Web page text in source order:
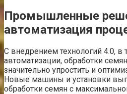
Промышленные
автоматизация
С внедрением технологий 4.0, в
автоматизации, обработки
значительно упростить и
Новые машины и установки
обработки семян с